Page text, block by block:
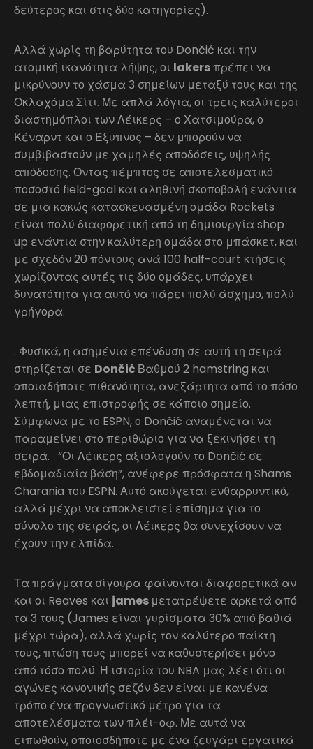
δεύτερος και στις δύο κατηγορίες).
Αλλά χωρίς τη βαρύτητα του Dončić και την
ατομική ικανότητα λήψης, οι lakersπρέπει να
μικρύνουν το χάσμα 3 σημείων μεταξύ τους και της
Οκλαχόμα Σίτι. Με απλά λόγια, οι τρεις καλύτεροι
διαστημόπλοι των Λέικερς – ο Χατσιμούρα, ο
Κέναρντ και ο Έξυπνος – δεν μπορούν να
συμβιβαστούν με χαμηλές αποδόσεις, υψηλής
απόδοσης. Όντας πέμπτος σε αποτελεσματικό
ποσοστό field-goal και αληθινή σκοποβολή ενάντια
σε μια κακώς κατασκευασμένη ομάδα Rockets
είναι πολύ διαφορετική από τη δημιουργία shop
up ενάντια στην καλύτερη ομάδα στο μπάσκετ, και
με σχεδόν 20 πόντους ανά 100 half-court κτήσεις
χωρίζοντας αυτές τις δύο ομάδες, υπάρχει
δυνατότητα για αυτό να πάρει πολύ άσχημο, πολύ
γρήγορα.
. Φυσικά, η ασημένια επένδυση σε αυτή τη σειρά
στηρίζεται σε Dončić Βαθμού 2 hamstring και
οποιαδήποτε πιθανότητα, ανεξάρτητα από το πόσο
λεπτή, μιας επιστροφής σε κάποιο σημείο.
Σύμφωνα με το ESPN, ο Dončić αναμένεται να
παραμείνει στο περιθώριο για να ξεκινήσει τη
σειρά. “Οι Λέικερς αξιολογούν το Dončić σε
εβδομαδιαία βάση”, ανέφερε πρόσφατα η Shams
Charania του ESPN. Αυτό ακούγεται ενθαρρυντικό,
αλλά μέχρι να αποκλειστεί επίσημα για το
σύνολο της σειράς, οι Λέικερς θα συνεχίσουν να
έχουν την ελπίδα.
Τα πράγματα σίγουρα φαίνονται διαφορετικά αν
και οι Reaves και james μετατρέψετε αρκετά από
τα 3 τους (James είναι γυρίσματα 30% από βαθιά
μέχρι τώρα), αλλά χωρίς τον καλύτερο παίκτη
τους, πτώση τους μπορεί να καθυστερήσει μόνο
από τόσο πολύ. Η ιστορία του NBA μας λέει ότι οι
αγώνες κανονικής σεζόν δεν είναι με κανένα
τρόπο ένα προγνωστικό μέτρο για τα
αποτελέσματα των πλέι-οφ. Με αυτά να
ειπωθούν, οποιοσδήποτε με ένα ζευγάρι εργατικά